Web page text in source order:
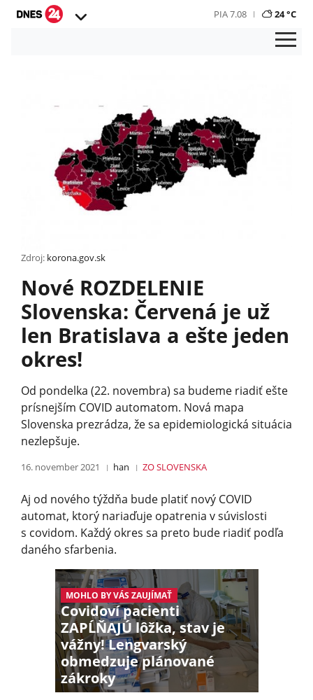
PIA 7.08 24 °C
Zdroj: korona.gov.sk
Nové ROZDELENIE
Slovenska: Červená je už
len Bratislava a ešte jeden
okres!
Od pondelka (22. novembra) sa budeme riadiť ešte
prísnejším COVID automatom. Nová mapa
Slovenska prezrádza, že sa epidemiologická situácia
nezlepšuje.
16. november 2021 han ZO SLOVENSKA
Aj od nového týždňa bude platiť nový COVID
automat, ktorý nariaďuje opatrenia v súvislosti
s covidom. Každý okres sa preto bude riadiť podľa
daného sfarbenia.
MOHLO BY VÁS ZAUJÍMAŤ
Covidoví pacienti
ZAPĹŇAJÚ lôžka, stav je
vážny! Lengvarský
obmedzuje plánované
zákroky